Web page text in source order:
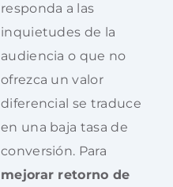
responda a las
inquietudes de la
audiencia o que no
ofrezca un valor
diferencial se traduce
en una baja tasa de
conversión. Para
mejorar retorno de